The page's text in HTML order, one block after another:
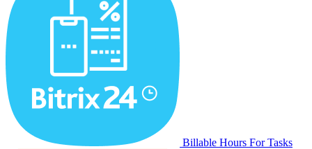
Billable Hours For Tasks